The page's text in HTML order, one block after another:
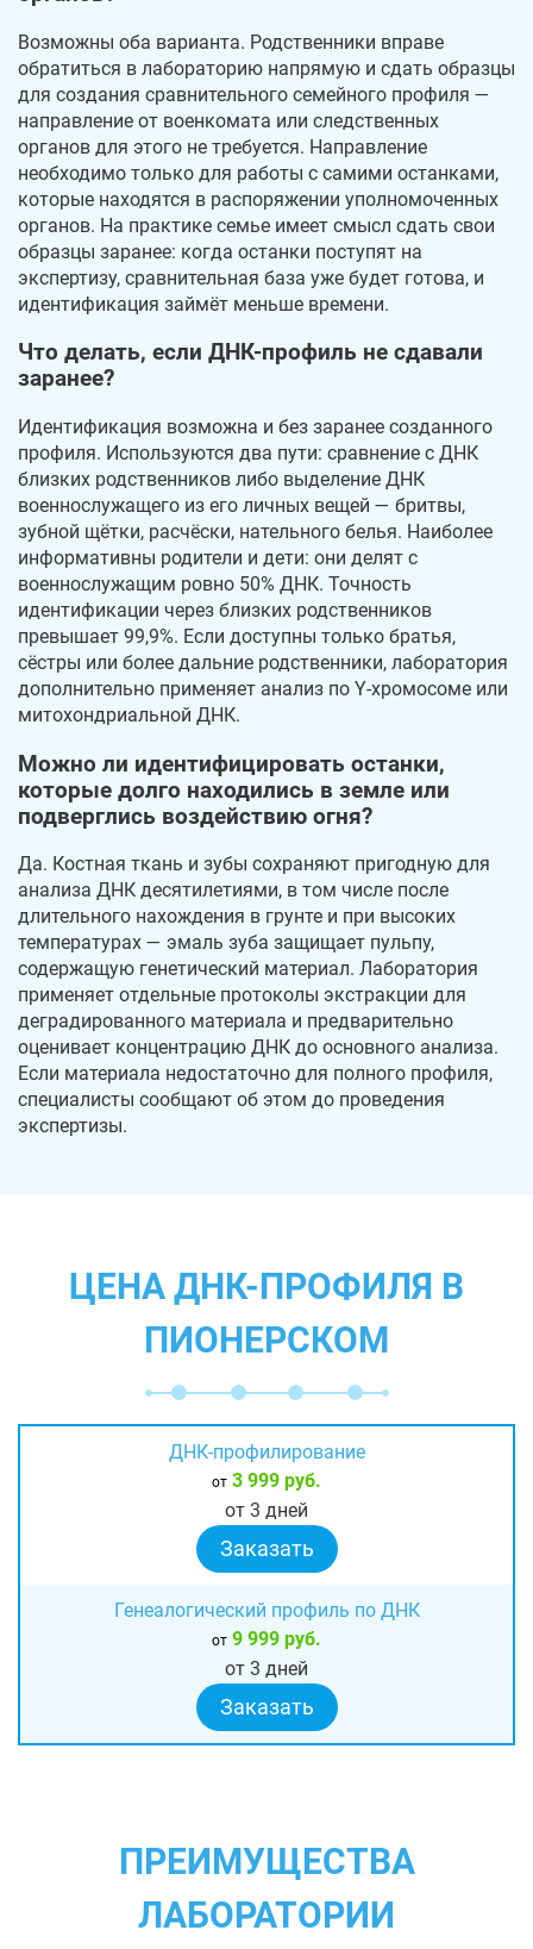
Возможны оба варианта. Родственники вправе
обратиться в лабораторию напрямую и сдать образцы
для создания сравнительного семейного профиля —
направление от военкомата или следственных
органов для этого не требуется. Направление
необходимо только для работы с самими останками,
которые находятся в распоряжении уполномоченных
органов. На практике семье имеет смысл сдать свои
образцы заранее: когда останки поступят на
экспертизу, сравнительная база уже будет готова, и
идентификация займёт меньше времени.
Что делать, если ДНК-профиль не сдавали
заранее?
Идентификация возможна и без заранее созданного
профиля. Используются два пути: сравнение с ДНК
близких родственников либо выделение ДНК
военнослужащего из его личных вещей — бритвы,
зубной щётки, расчёски, нательного белья. Наиболее
информативны родители и дети: они делят с
военнослужащим ровно 50% ДНК. Точность
идентификации через близких родственников
превышает 99,9%. Если доступны только братья,
сёстры или более дальние родственники, лаборатория
дополнительно применяет анализ по Y-хромосоме или
митохондриальной ДНК.
Можно ли идентифицировать останки,
которые долго находились в земле или
подверглись воздействию огня?
Да. Костная ткань и зубы сохраняют пригодную для
анализа ДНК десятилетиями, в том числе после
длительного нахождения в грунте и при высоких
температурах — эмаль зуба защищает пульпу,
содержащую генетический материал. Лаборатория
применяет отдельные протоколы экстракции для
деградированного материала и предварительно
оценивает концентрацию ДНК до основного анализа.
Если материала недостаточно для полного профиля,
специалисты сообщают об этом до проведения
экспертизы.
ЦЕНА ДНК-ПРОФИЛЯ В
ПИОНЕРСКОМ
ДНК-профилирование
от 3 999 руб.
от 3 дней
Заказать
Генеалогический профиль по ДНК
от 9 999 руб.
от 3 дней
Заказать
ПРЕИМУЩЕСТВА
ЛАБОРАТОРИИ